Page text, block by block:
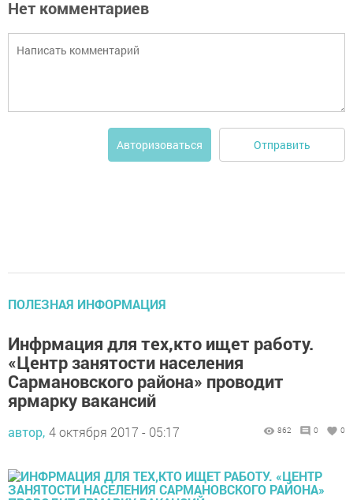
Нет комментариев
Авторизоваться Отправить
ПОЛЕЗНАЯ ИНФОРМАЦИЯ
Инфрмация для тех,кто ищет работу.
«Центр занятости населения
Сармановского района» проводит
ярмарку вакансий
автор, 4 октября 2017 - 05:17 862 0 0